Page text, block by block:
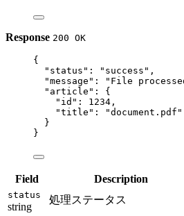
Response 200 OK
{
"status" : "success" ,
"message" : "File
"article" : {
"id" : 1234 ,
"title" :
"document.pdf"
}
}
Field Description
status
string
処理ステータス